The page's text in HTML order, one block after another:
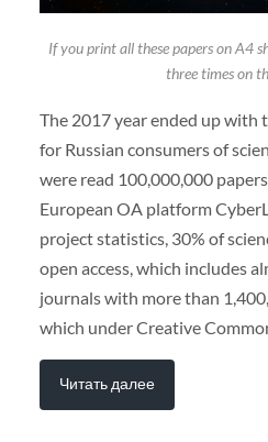
If you print all these papers on A4
three times on
The 2017 year ended up with
for Russian consumers of
were read 100,000,000
European OA platform
project statistics, 30% of
open access, which includes
journals with more than
which under Creative
Читать далее